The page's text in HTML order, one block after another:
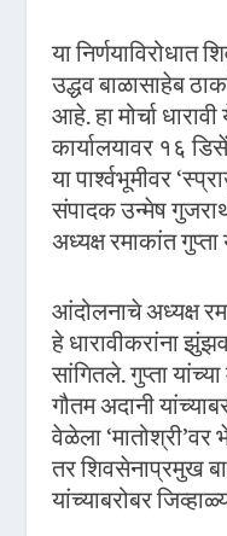
या निर्णयाविरोधात
उद्धव बाळासाहेब
आहे. हा मोर्चा
कार्यालयावर १६
या पार्श्वभूमीवर
संपादक उन्मेष
अध्यक्ष रमाकांत
आंदोलनाचे अध्यक्ष
हे धारावीकरांना
सांगितले. गुप्ता
गौतम अदानी
वेळेला
तर शिवसेनाप्रमुख
यांच्याबरोबर